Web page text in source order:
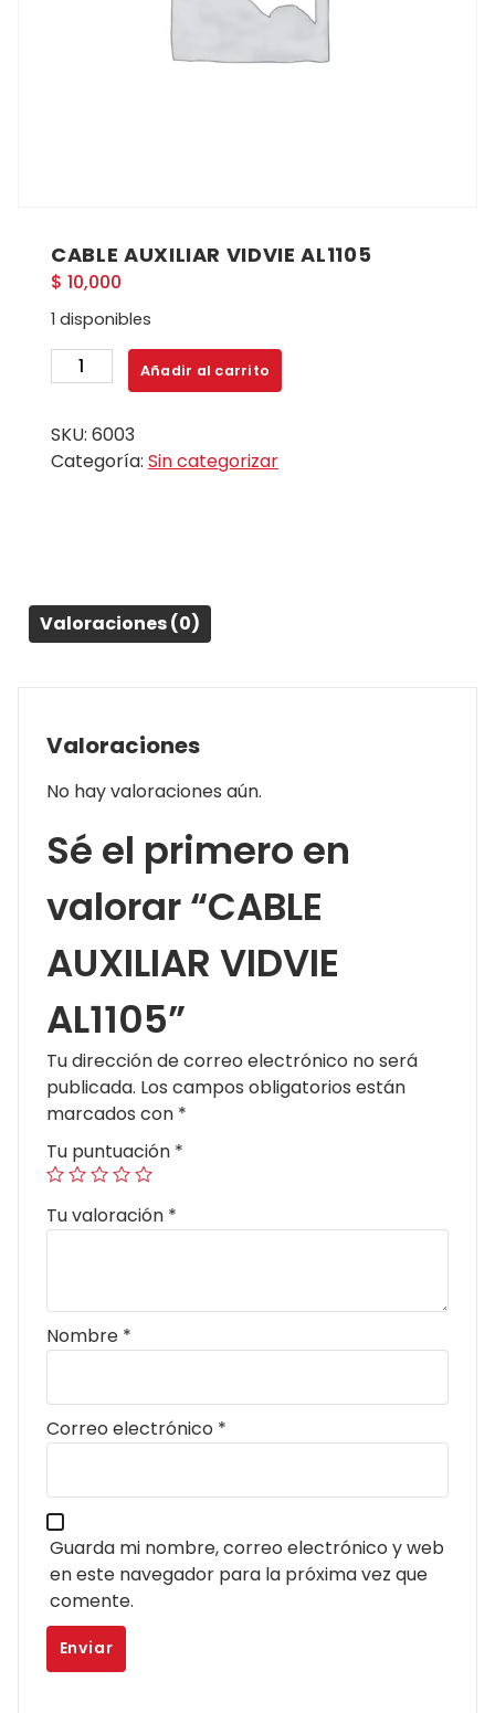
CABLE AUXILIAR VIDVIE AL1105
$ 10,000
1 disponibles
CABLE
AUXILIAR
AL1105
cantidad
Añadir al carrito
SKU: 6003
Categoría: Sin categorizar
Valoraciones (0)
Valoraciones
No hay valoraciones aún.
Sé el primero en
valorar “CABLE
AUXILIAR VIDVIE
AL1105”
Tu dirección de correo electrónico no será
publicada. Los campos obligatorios están
marcados con *
Tu puntuación *
Tu valoración *
Nombre *
Correo electrónico *
Guarda mi nombre, correo electrónico y web
en este navegador para la próxima vez que
comente.